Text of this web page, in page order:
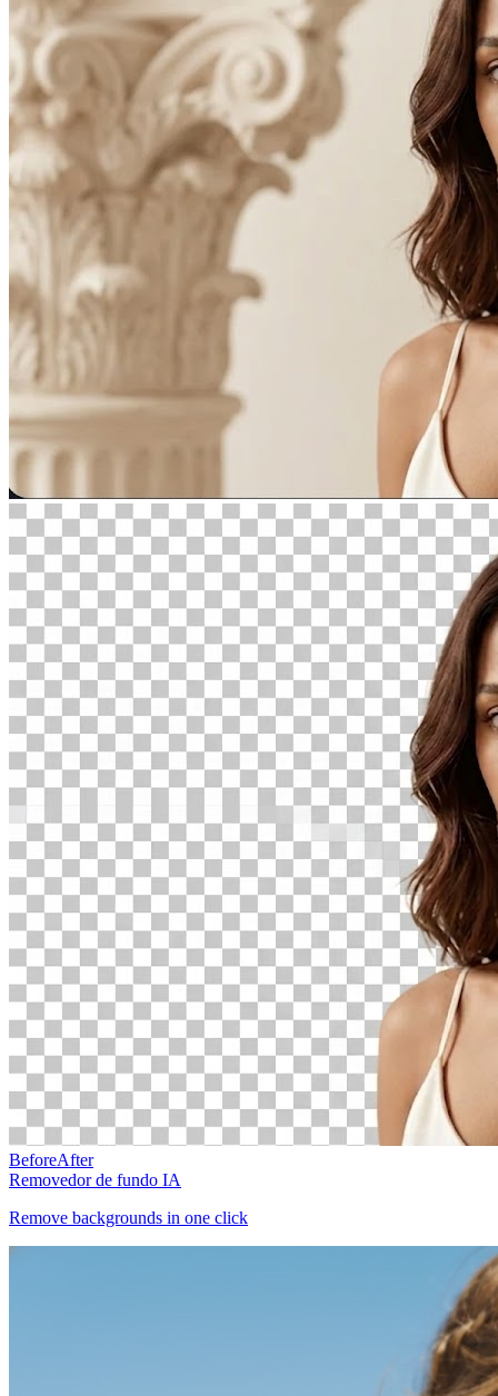
BeforeAfter
Removedor de fundo IA
Remove backgrounds in one click